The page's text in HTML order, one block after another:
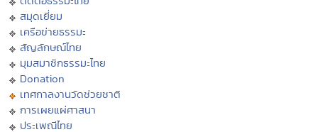
สมุดเยี่ยม
เครือข่ายธรรมะ
สัญลักษณ์ไทย
มุมสมาชิกธรรมะไทย
Donation
เทศกาลงานวัดช่วยชาติ
การเผยแผ่ศาสนา
ประเพณีไทย